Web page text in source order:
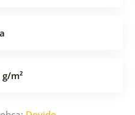
m²